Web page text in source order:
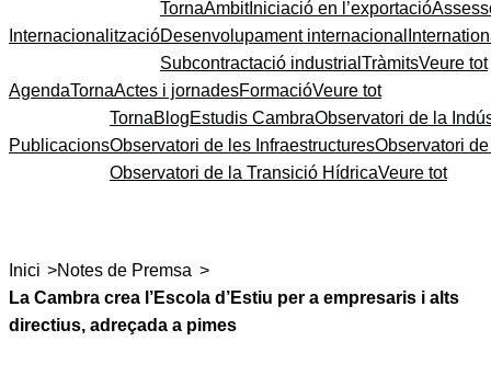
Internacionalització
TornaÀmbitIniciació en l’exportació
Desenvolupament internacional
Subcontractació industrial TràmitsVeure tot
AgendaTornaActes i jornadesFormacióVeure tot
Publicacions
TornaBlogEstudis CambraObservatori de la
Observatori de les InfraestructuresObservatori
Observatori de la Transició HídricaVeure tot
Inici >Notes de Premsa >
La Cambra crea l’Escola d’Estiu per a empresaris i alts
directius, adreçada a pimes